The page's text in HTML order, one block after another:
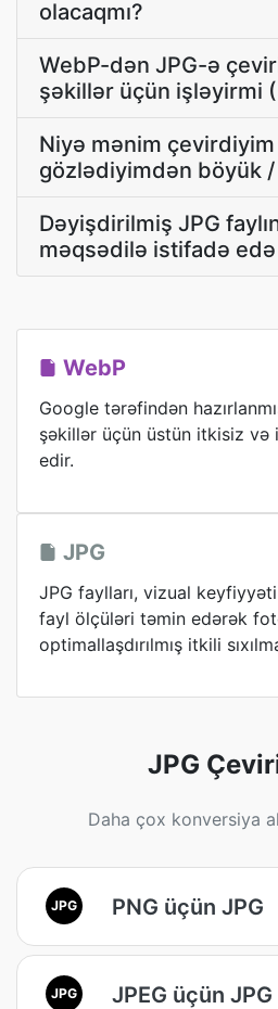
olacaqmı?
WebP-dən JPG-ə
şəkillər üçün işləyirmi
Niyə mənim çevirdiyim
gözlədiyimdən böyük
Dəyişdirilmiş JPG
məqsədilə istifadə
WebP
Google tərəfindən
şəkillər üçün üstün itkisiz və
edir.
JPG
JPG faylları, vizual
fayl ölçüləri təmin edərək
optimallaşdırılmış itkili
JPG
Daha çox konversiya
JPG PNG üçün JPG
JPG JPEG üçün JPG